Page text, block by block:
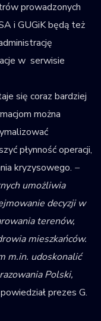
prowadzonych
i GUGiK będą też
w serwisie
się coraz bardziej
można
płynność operacji,
kryzysowego. –
umożliwia
decyzji w
terenów,
mieszkańców.
m.in. udoskonalić
Polski,
prezes G.